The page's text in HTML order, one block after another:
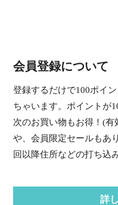
会員登録について
登録するだけで100ポイ
ちゃいます。ポイントが
次のお買い物もお得！(
や、会員限定セールもあ
回以降住所などの打ち込
詳